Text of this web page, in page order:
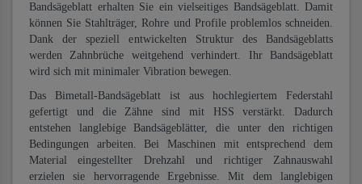
Bandsägeblatt erhalten Sie ein vielseitiges Bandsägeblatt. Damit
können Sie Stahlträger, Rohre und Profile problemlos schneiden.
Dank der speziell entwickelten Struktur des Bandsägeblatts
werden Zahnbrüche weitgehend verhindert. Ihr Bandsägeblatt
wird sich mit minimaler Vibration bewegen.
Das Bimetall-Bandsägeblatt ist aus hochlegiertem Federstahl
gefertigt und die Zähne sind mit HSS verstärkt. Dadurch
entstehen langlebige Bandsägeblätter, die unter den richtigen
Bedingungen arbeiten. Bei Maschinen mit entsprechend dem
Material eingestellter Drehzahl und richtiger Zahnauswahl
erzielen sie hervorragende Ergebnisse. Mit dem langlebigen